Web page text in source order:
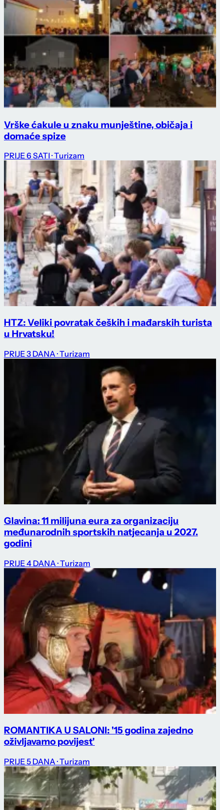
Vrške ćakule u znaku munještine, običaja i
domaće spize
PRIJE 6 SATI · Turizam
HTZ: Veliki povratak čeških i mađarskih turista
u Hrvatsku!
PRIJE 3 DANA · Turizam
Glavina: 11 milijuna eura za organizaciju
međunarodnih sportskih natjecanja u 2027.
godini
PRIJE 4 DANA · Turizam
ROMANTIKA U SALONI: '15 godina zajedno
oživljavamo povijest'
PRIJE 5 DANA · Turizam